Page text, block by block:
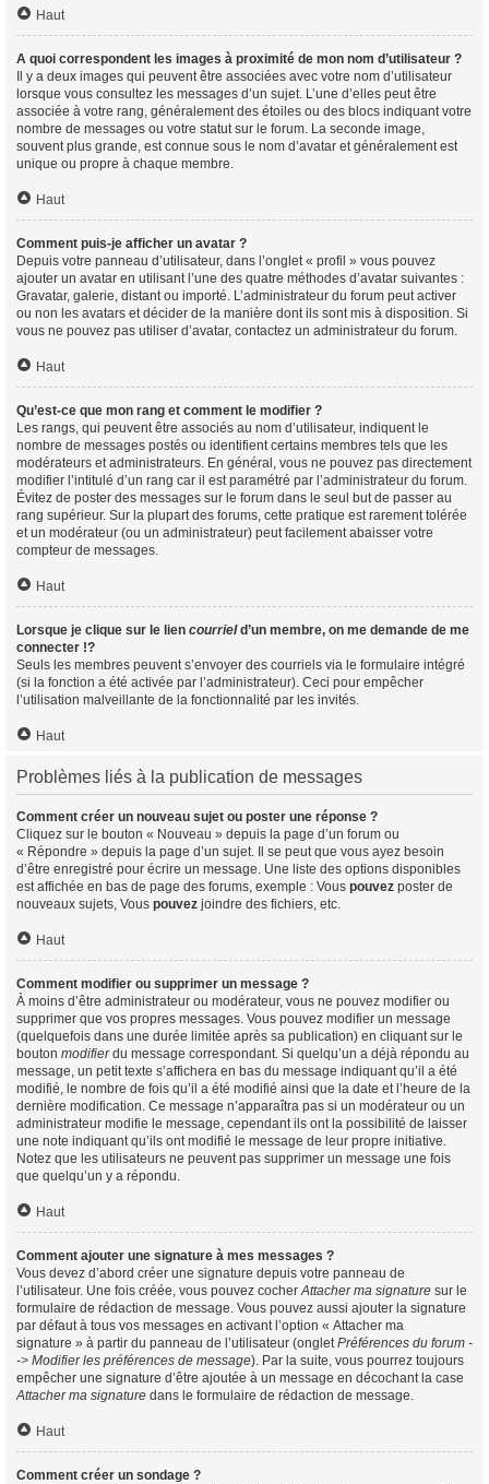
Haut
A quoi correspondent les images à proximité de mon nom d’utilisateur ?
Il y a deux images qui peuvent être associées avec votre nom d’utilisateur
lorsque vous consultez les messages d’un sujet. L’une d’elles peut être
associée à votre rang, généralement des étoiles ou des blocs indiquant votre
nombre de messages ou votre statut sur le forum. La seconde image,
souvent plus grande, est connue sous le nom d’avatar et généralement est
unique ou propre à chaque membre.
Haut
Comment puis-je afficher un avatar ?
Depuis votre panneau d’utilisateur, dans l’onglet « profil » vous pouvez
ajouter un avatar en utilisant l’une des quatre méthodes d’avatar suivantes :
Gravatar, galerie, distant ou importé. L’administrateur du forum peut activer
ou non les avatars et décider de la manière dont ils sont mis à disposition. Si
vous ne pouvez pas utiliser d’avatar, contactez un administrateur du forum.
Haut
Qu’est-ce que mon rang et comment le modifier ?
Les rangs, qui peuvent être associés au nom d’utilisateur, indiquent le
nombre de messages postés ou identifient certains membres tels que les
modérateurs et administrateurs. En général, vous ne pouvez pas directement
modifier l’intitulé d’un rang car il est paramétré par l’administrateur du forum.
Évitez de poster des messages sur le forum dans le seul but de passer au
rang supérieur. Sur la plupart des forums, cette pratique est rarement tolérée
et un modérateur (ou un administrateur) peut facilement abaisser votre
compteur de messages.
Haut
Lorsque je clique sur le lien courrield’un membre, on me demande de me
connecter !?
Seuls les membres peuvent s’envoyer des courriels via le formulaire intégré
(si la fonction a été activée par l’administrateur). Ceci pour empêcher
l’utilisation malveillante de la fonctionnalité par les invités.
Haut
Problèmes liés à la publication de messages
Comment créer un nouveau sujet ou poster une réponse ?
Cliquez sur le bouton « Nouveau » depuis la page d’un forum ou
« Répondre » depuis la page d’un sujet. Il se peut que vous ayez besoin
d’être enregistré pour écrire un message. Une liste des options disponibles
est affichée en bas de page des forums, exemple : Vous pouvez poster de
nouveaux sujets, Vous pouvez joindre des fichiers, etc.
Haut
Comment modifier ou supprimer un message ?
À moins d’être administrateur ou modérateur, vous ne pouvez modifier ou
supprimer que vos propres messages. Vous pouvez modifier un message
(quelquefois dans une durée limitée après sa publication) en cliquant sur le
bouton modifierdu message correspondant. Si quelqu’un a déjà répondu au
message, un petit texte s’affichera en bas du message indiquant qu’il a été
modifié, le nombre de fois qu’il a été modifié ainsi que la date et l’heure de la
dernière modification. Ce message n’apparaîtra pas si un modérateur ou un
administrateur modifie le message, cependant ils ont la possibilité de laisser
une note indiquant qu’ils ont modifié le message de leur propre initiative.
Notez que les utilisateurs ne peuvent pas supprimer un message une fois
que quelqu’un y a répondu.
Haut
Comment ajouter une signature à mes messages ?
Vous devez d’abord créer une signature depuis votre panneau de
l’utilisateur. Une fois créée, vous pouvez cocherAttacher ma signature sur le
formulaire de rédaction de message. Vous pouvez aussi ajouter la signature
par défaut à tous vos messages en activant l’option « Attacher ma
signature » à partir du panneau de l’utilisateur (ongletPréférences du forum -
-> Modifier les préférences de message). Par la suite, vous pourrez toujours
empêcher une signature d’être ajoutée à un message en décochant la case
Attacher ma signature dans le formulaire de rédaction de message.
Haut
Comment créer un sondage ?